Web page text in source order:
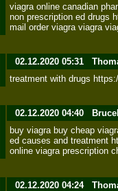
viagra online canadian
non prescription ed drugs
mail order viagra viagra
02.12.2020 05:31
treatment with drugs
02.12.2020 04:40
buy viagra buy cheap
ed causes and treatment
online viagra prescription
02.12.2020 04:24